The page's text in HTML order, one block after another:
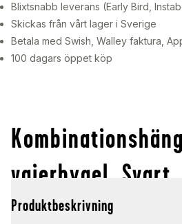
Blixtsnabb leverans (Early Bird,
Skickas från vårt lager i Sverige
Betala med Swish, Walley faktura,
100 dagars öppet köp
vajerbygel, Svart
Produktbeskrivning